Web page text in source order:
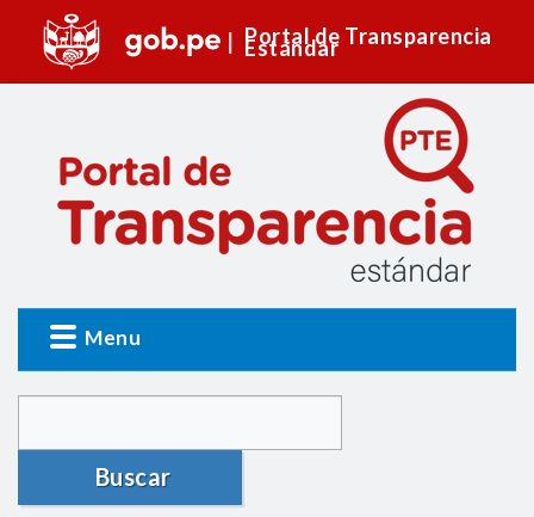
Portal de Transparencia
Estándar
Menu
Buscar